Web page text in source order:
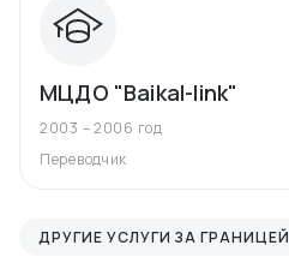
МЦДО "Baikal-link"
2003 – 2006 год
Переводчик
ДРУГИЕ УСЛУГИ ЗА ГРАНИЦЕЙ